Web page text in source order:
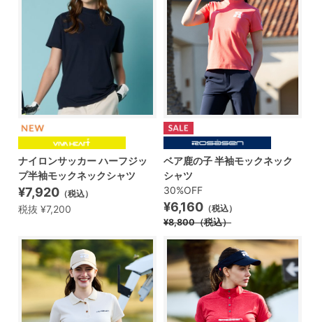
ナイロンサッカー ハーフジッ
プ半袖モックネックシャツ
¥7,920 （税込）
税抜 ¥7,200
ベア鹿の子 半袖モックネック
シャツ
30%OFF
¥6,160 （税込）
¥8,800（税込）